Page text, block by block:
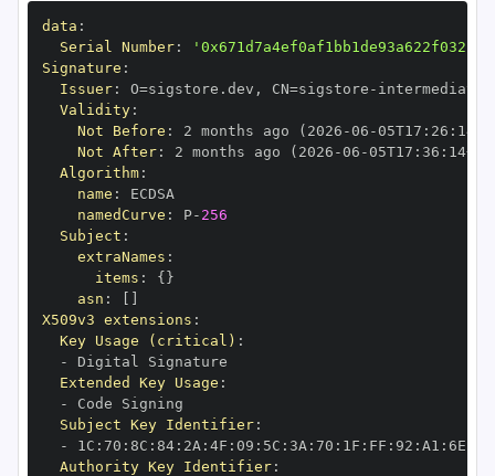
data :
Serial Number:
Signature :
Issuer: O=sigstore.dev , CN=sigstore -
Validity:
Not Before : 2 months ago (2026 -06 -05T17 : 26 :
Not After: 2 months ago (2026 -06 -05T17 : 36 : 14+00
Algorithm:
name :
namedCurve : P- 256
Subject :
extraNames :
items : { }
asn :
X509v3 extensions :
Key Usage (critical) :
-
Extended Key Usage :
-
Subject Key Identifier:
-
1C : 70 : 8C : 84: 2A : 4F : 09 : 5C : 3A : 70 : 1F : FF : 92 : A1 : 6E
Authority Key Identifier: